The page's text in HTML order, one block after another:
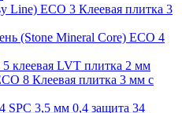
Line) ECO 3 Клеевая плитка 3
(Stone Mineral Core) ECO 4
клеевая LVT плитка 2 мм
8 Клеевая плитка 3 мм с
SPC 3,5 мм 0,4 защита 34